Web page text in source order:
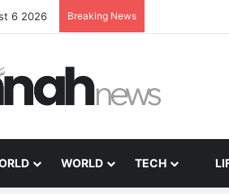
6 2026 Breaking News
WORLD TECH